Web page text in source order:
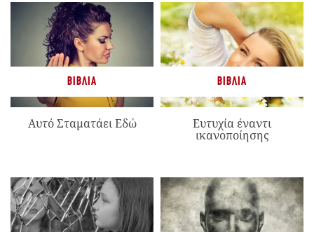
ΒΙΒΛΊΑ
Αυτό Σταματάει Εδώ
ΒΙΒΛΊΑ
Ευτυχία έναντι
ικανοποίησης